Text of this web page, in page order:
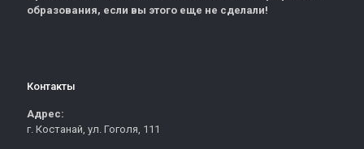
образования, если вы этого еще не сделали!
Контакты
Адрес:
г. Костанай, ул. Гоголя, 111